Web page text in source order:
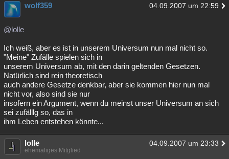
wolf359 04.09.2007 um 22:59
@lolle
Ich weiß, aber es ist in unserem Universum nun mal nicht so.
"Meine" Zufälle spielen sich in
unserem Universum ab, mit den darin geltenden Gesetzen.
Natürlich sind rein theoretisch
auch andere Gesetze denkbar, aber sie kommen hier nun mal
nicht vor, also sind sie nur
insofern ein Argument, wenn du meinst unser Universum an sich
sei zufälllg so, das in
ihm Leben entstehen könnte...
lolle 04.09.2007 um 23:33
ehemaliges Mitglied